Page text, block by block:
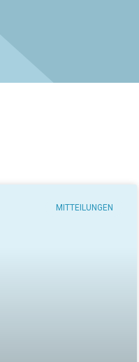
MITTEILUNGEN